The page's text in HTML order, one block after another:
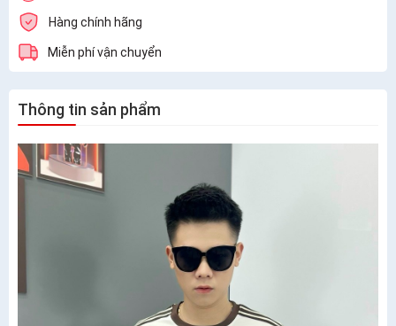
Hàng chính hãng
Miễn phí vận chuyển
Thông tin sản phẩm